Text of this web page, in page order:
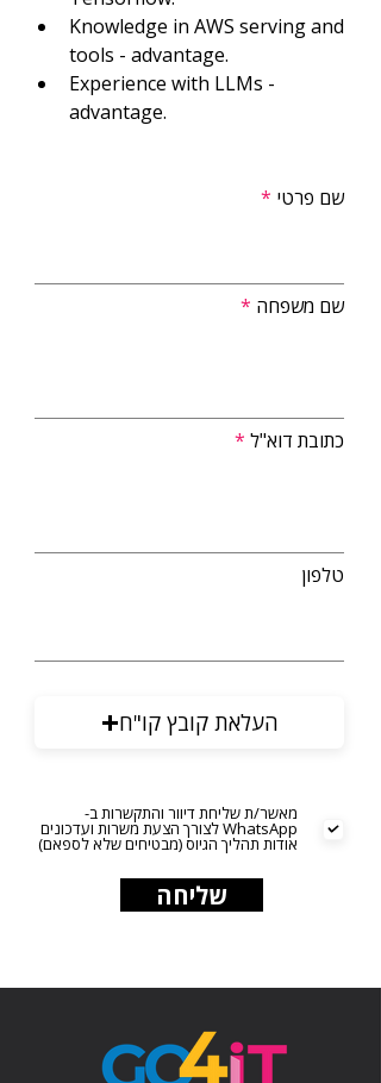
Knowledge in AWS serving and
tools - advantage.
Experience with LLMs -
advantage.
שם פרטי
שם משפחה
כתובת דוא"ל
טלפון
העלאת קובץ קו"ח
מאשר/ת שליחת דיוור והתקשרות ב-
WhatsApp לצורך הצעת משרות ועדכונים
אודות תהליך הגיוס (מבטיחים שלא לספאם)
שליחה